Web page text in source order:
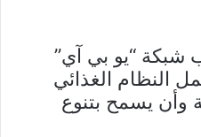
“يو بي آي”
النظام الغذائي
وأن يسمح بتنوع